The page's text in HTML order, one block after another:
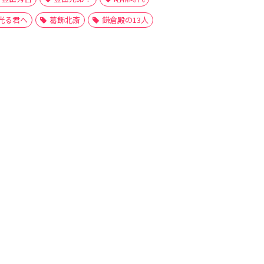
る君へ
葛飾北斎 鎌倉殿の13人